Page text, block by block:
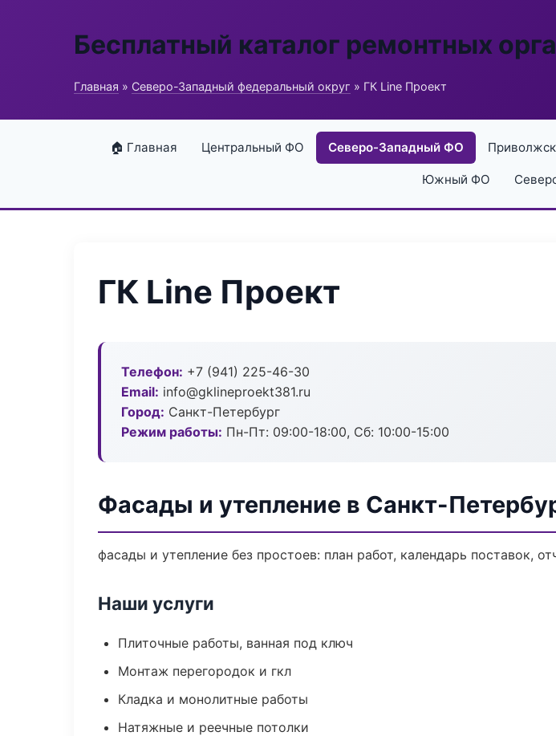
Бесплатный каталог ремонтных
Главная » Северо-Западный федеральный округ » ГК Line Проект
🏠 Главная Центральный ФО Северо-Западный ФО
Южный ФО
ГК Line Проект
Телефон: +7 (941) 225-46-30
Email: info@gklineproekt381.ru
Город: Санкт-Петербург
Режим работы: Пн-Пт: 09:00-18:00, Сб: 10:00-15:00
Фасады и утепление в Санкт-
фасады и утепление без простоев: план работ, календарь поставок,
Наши услуги
Плиточные работы, ванная под ключ
Монтаж перегородок и гкл
Кладка и монолитные работы
Натяжные и реечные потолки